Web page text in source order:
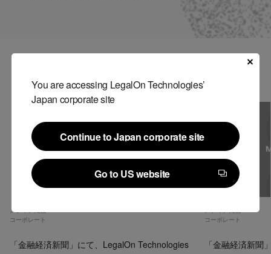
You are accessing LegalOn Technologies’
Japan corporate site
Continue to Japan corporate site
Continue to Japan corporate site
Go to US website
Go to US website
メディア掲載
コーポレート
「金融経済新聞」にて、LegalOn Technologies
コーポレート
「金融経済新聞